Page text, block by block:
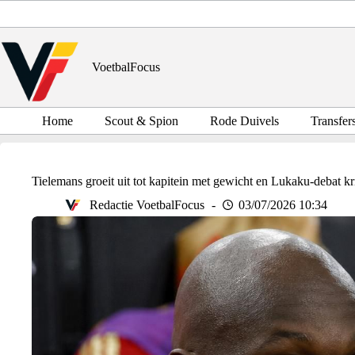
inhoud
VoetbalFocus
Home Scout & Spion Rode Duivels
Tielemans groeit uit tot kapitein met gewicht en Lukaku-debat
Redactie VoetbalFocus
03/07/2026 10:34